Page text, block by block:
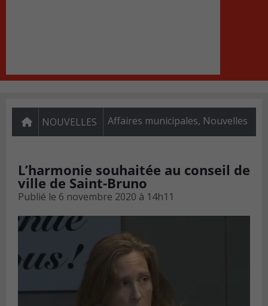
NOUVELLES Affaires municipales, Nouvelles
L’harmonie souhaitée au conseil de
ville de Saint-Bruno
Publié le 6 novembre 2020 à 14h11